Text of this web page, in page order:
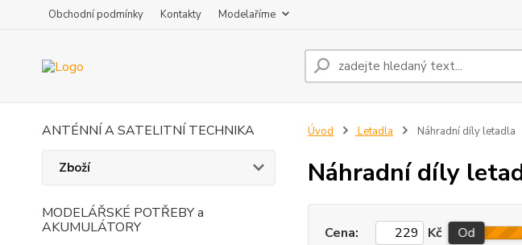
Obchodní podmínky Kontakty Modelaříme
ANTÉNNÍ A SATELITNÍ TECHNIKA
Zboží
MODELÁŘSKÉ POTŘEBY a
AKUMULÁTORY
Úvod Letadla Náhradní díly letadla
Náhradní díly
Cena: Kč Od